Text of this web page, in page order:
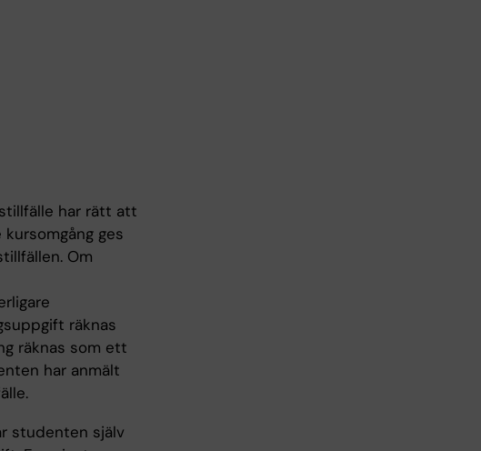
har rätt att
ges
Om
räknas
räknas som ett
har anmält
studenten själv